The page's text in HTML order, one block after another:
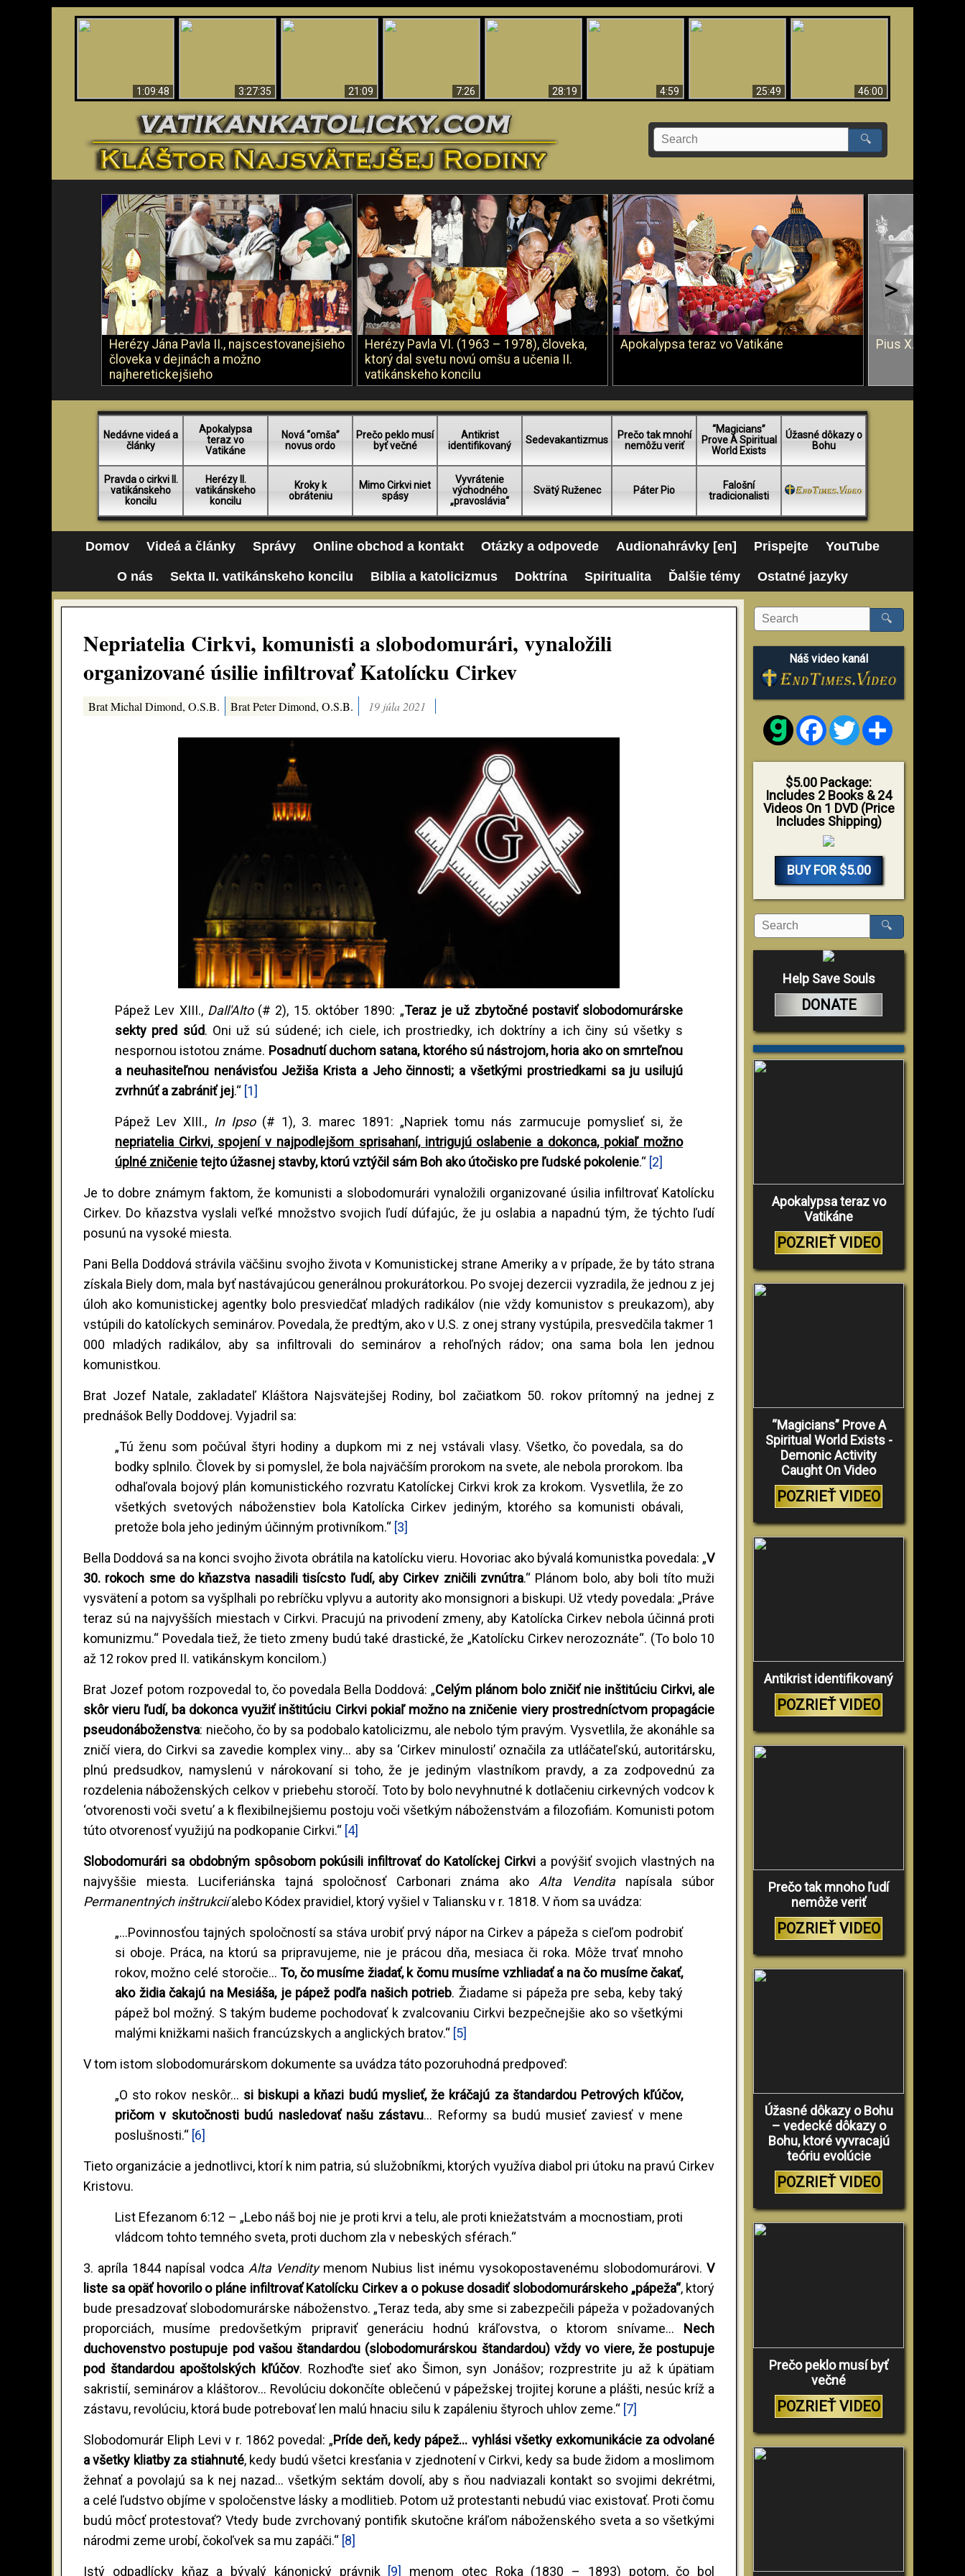
1:09:48 3:27:35
21:09
7:26 28:19
4:59
25:49 46:00
🔍
Herézy Jána Pavla II., najscestovanejšieho
človeka v dejinách a možno
najheretickejšieho
Herézy Pavla VI. (1963 – 1978), človeka,
ktorý dal svetu novú omšu a učenia II.
vatikánskeho koncilu
Apokalypsa teraz vo Vatikáne Pius X. vs. Ján
>
Nedávne videá a
články
Apokalypsa
teraz vo
Vatikáne
Nová “omša”
novus ordo
Prečo peklo musí
byť večné
Antikrist
identifikovaný
Sedevakantizmus
Prečo tak mnohí
nemôžu veriť
“Magicians”
Prove A Spiritual
World Exists
Úžasné dôkazy o
Bohu
Pravda o cirkvi II.
vatikánskeho
koncilu
Herézy II.
vatikánskeho
koncilu
Kroky k
obráteniu
Mimo Cirkvi niet
spásy
Vyvrátenie
východného
„pravoslávia“
Svätý Ruženec Páter Pio
Falošní
tradicionalisti
Domov Videá a články Správy Online obchod a kontakt Otázky a odpovede Audionahrávky [en] Prispejte YouTube
O nás Sekta II. vatikánskeho koncilu Biblia a katolicizmus Doktrína Spiritualita Ďalšie témy Ostatné jazyky
Nepriatelia Cirkvi, komunisti a slobodomurári, vynaložili
organizované úsilie infiltrovať Katolícku Cirkev
Brat Michal Dimond, O.S.B. Brat Peter Dimond, O.S.B. 19 júla 2021
Pápež Lev XIII., Dall'Alto (# 2), 15. október 1890: „Teraz je už zbytočné postaviť slobodomurárske
sekty pred súd. Oni už sú súdené; ich ciele, ich prostriedky, ich doktríny a ich činy sú všetky s
nespornou istotou známe. Posadnutí duchom satana, ktorého sú nástrojom, horia ako on smrteľnou
a neuhasiteľnou nenávisťou Ježiša Krista a Jeho činnosti; a všetkými prostriedkami sa ju usilujú
zvrhnúť a zabrániť jej.“ [1]
Pápež Lev XIII., In Ipso (# 1), 3. marec 1891: „Napriek tomu nás zarmucuje pomyslieť si, že
nepriatelia Cirkvi, spojení v najpodlejšom sprisahaní, intrigujú oslabenie a dokonca, pokiaľ možno
úplné zničenietejto úžasnej stavby, ktorú vztýčil sám Boh ako útočisko pre ľudské pokolenie.“ [2]
Je to dobre známym faktom, že komunisti a slobodomurári vynaložili organizované úsilia infiltrovať Katolícku
Cirkev. Do kňazstva vyslali veľké množstvo svojich ľudí dúfajúc, že ju oslabia a napadnú tým, že týchto ľudí
posunú na vysoké miesta.
Pani Bella Doddová strávila väčšinu svojho života v Komunistickej strane Ameriky a v prípade, že by táto strana
získala Biely dom, mala byť nastávajúcou generálnou prokurátorkou. Po svojej dezercii vyzradila, že jednou z jej
úloh ako komunistickej agentky bolo presviedčať mladých radikálov (nie vždy komunistov s preukazom), aby
vstúpili do katolíckych seminárov. Povedala, že predtým, ako v U.S. z onej strany vystúpila, presvedčila takmer 1
000 mladých radikálov, aby sa infiltrovali do seminárov a rehoľných rádov; ona sama bola len jednou
komunistkou.
Brat Jozef Natale, zakladateľ Kláštora Najsvätejšej Rodiny, bol začiatkom 50. rokov prítomný na jednej z
prednášok Belly Doddovej. Vyjadril sa:
„Tú ženu som počúval štyri hodiny a dupkom mi z nej vstávali vlasy. Všetko, čo povedala, sa do
bodky splnilo. Človek by si pomyslel, že bola najväčším prorokom na svete, ale nebola prorokom. Iba
odhaľovala bojový plán komunistického rozvratu Katolíckej Cirkvi krok za krokom. Vysvetlila, že zo
všetkých svetových náboženstiev bola Katolícka Cirkev jediným, ktorého sa komunisti obávali,
pretože bola jeho jediným účinným protivníkom.“ [3]
Bella Doddová sa na konci svojho života obrátila na katolícku vieru. Hovoriac ako bývalá komunistka povedala: „V
30. rokoch sme do kňazstva nasadili tisícsto ľudí, aby Cirkev zničili zvnútra.“ Plánom bolo, aby boli títo muži
vysvätení a potom sa vyšplhali po rebríčku vplyvu a autority ako monsignori a biskupi. Už vtedy povedala: „Práve
teraz sú na najvyšších miestach v Cirkvi. Pracujú na privodení zmeny, aby Katolícka Cirkev nebola účinná proti
komunizmu.“ Povedala tiež, že tieto zmeny budú také drastické, že „Katolícku Cirkev nerozoznáte“. (To bolo 10
až 12 rokov pred II. vatikánskym koncilom.)
Brat Jozef potom rozpovedal to, čo povedala Bella Doddová: „Celým plánom bolo zničiť nie inštitúciu Cirkvi, ale
skôr vieru ľudí, ba dokonca využiť inštitúciu Cirkvi pokiaľ možno na zničenie viery prostredníctvom propagácie
pseudonáboženstva: niečoho, čo by sa podobalo katolicizmu, ale nebolo tým pravým. Vysvetlila, že akonáhle sa
zničí viera, do Cirkvi sa zavedie komplex viny... aby sa ‘Cirkev minulosti’ označila za utláčateľskú, autoritársku,
plnú predsudkov, namyslenú v nárokovaní si toho, že je jediným vlastníkom pravdy, a za zodpovednú za
rozdelenia náboženských celkov v priebehu storočí. Toto by bolo nevyhnutné k dotlačeniu cirkevných vodcov k
‘otvorenosti voči svetu’ a k flexibilnejšiemu postoju voči všetkým náboženstvám a filozofiám. Komunisti potom
túto otvorenosť využijú na podkopanie Cirkvi.“ [4]
Slobodomurári sa obdobným spôsobom pokúsili infiltrovať do Katolíckej Cirkvi a povýšiť svojich vlastných na
najvyššie miesta. Luciferiánska tajná spoločnosť Carbonari známa ako Alta Venditanapísala súbor
Permanentných inštrukciíalebo Kódex pravidiel, ktorý vyšiel v Taliansku v r. 1818. V ňom sa uvádza:
„...Povinnosťou tajných spoločností sa stáva urobiť prvý nápor na Cirkev a pápeža s cieľom podrobiť
si oboje. Práca, na ktorú sa pripravujeme, nie je prácou dňa, mesiaca či roka. Môže trvať mnoho
rokov, možno celé storočie...To, čo musíme žiadať, k čomu musíme vzhliadať a na čo musíme čakať,
ako židia čakajú na Mesiáša, je pápež podľa našich potrieb. Žiadame si pápeža pre seba, keby taký
pápež bol možný. S takým budeme pochodovať k zvalcovaniu Cirkvi bezpečnejšie ako so všetkými
malými knižkami našich francúzskych a anglických bratov.“ [5]
V tom istom slobodomurárskom dokumente sa uvádza táto pozoruhodná predpoveď:
„O sto rokov neskôr... si biskupi a kňazi budú myslieť, že kráčajú za štandardou Petrových kľúčov,
pričom v skutočnosti budú nasledovať našu zástavu... Reformy sa budú musieť zaviesť v mene
poslušnosti.“ [6]
Tieto organizácie a jednotlivci, ktorí k nim patria, sú služobníkmi, ktorých využíva diabol pri útoku na pravú Cirkev
Kristovu.
List Efezanom 6:12 – „Lebo náš boj nie je proti krvi a telu, ale proti kniežatstvám a mocnostiam, proti
vládcom tohto temného sveta, proti duchom zla v nebeských sférach.“
3. apríla 1844 napísal vodca Alta Vendity menom Nubius list inému vysokopostavenému slobodomurárovi.V
liste sa opäť hovorilo o pláne infiltrovať Katolícku Cirkev a o pokuse dosadiť slobodomurárskeho „pápeža“, ktorý
bude presadzovať slobodomurárske náboženstvo. „Teraz teda, aby sme si zabezpečili pápeža v požadovaných
proporciách, musíme predovšetkým pripraviť generáciu hodnú kráľovstva, o ktorom snívame... Nech
duchovenstvo postupuje pod vašou štandardou (slobodomurárskou štandardou) vždy vo viere, že postupuje
pod štandardou apoštolských kľúčov. Rozhoďte sieť ako Šimon, syn Jonášov; rozprestrite ju až k úpätiam
sakristií, seminárov a kláštorov... Revolúciu dokončíte oblečenú v pápežskej trojitej korune a plášti, nesúc kríž a
zástavu, revolúciu, ktorá bude potrebovať len malú hnaciu silu k zapáleniu štyroch uhlov zeme.“ [7]
Slobodomurár Eliph Levi v r. 1862 povedal: „Príde deň, kedy pápež... vyhlási všetky exkomunikácie za odvolané
a všetky kliatby za stiahnuté, kedy budú všetci kresťania v zjednotení v Cirkvi, kedy sa bude židom a moslimom
žehnať a povolajú sa k nej nazad... všetkým sektám dovolí, aby s ňou nadviazali kontakt so svojimi dekrétmi,
a celé ľudstvo objíme v spoločenstve lásky a modlitieb. Potom už protestanti nebudú viac existovať. Proti čomu
budú môcť protestovať? Vtedy bude zvrchovaný pontifik skutočne kráľom náboženského sveta a so všetkými
národmi zeme urobí, čokoľvek sa mu zapáči.“ [8]
Istý odpadlícky kňaz a bývalý kánonický právnik [9] menom otec Roka (1830 – 1893) potom, čo bol
🔍
Náš video kanál
FacebookTwitter
$5.00 Package:
Includes 2 Books & 24
Videos On 1 DVD (Price
Includes Shipping)
BUY FOR $5.00
🔍
Help Save Souls
DONATE
Apokalypsa teraz vo
Vatikáne
POZRIEŤ VIDEO
“Magicians” Prove A
Spiritual World Exists -
Demonic Activity
Caught On Video
POZRIEŤ VIDEO
Antikrist identifikovaný
POZRIEŤ VIDEO
Prečo tak mnoho ľudí
nemôže veriť
POZRIEŤ VIDEO
Úžasné dôkazy o Bohu
– vedecké dôkazy o
Bohu, ktoré vyvracajú
teóriu evolúcie
POZRIEŤ VIDEO
Prečo peklo musí byť
večné
POZRIEŤ VIDEO